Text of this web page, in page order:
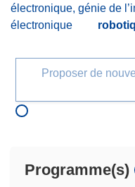
électronique, génie de
électronique
Proposer de
Programme(s)